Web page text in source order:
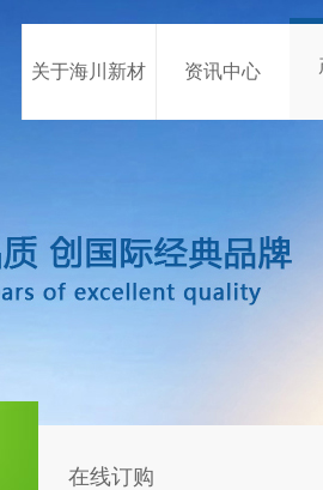
关于海川新材 资讯中心
在线订购